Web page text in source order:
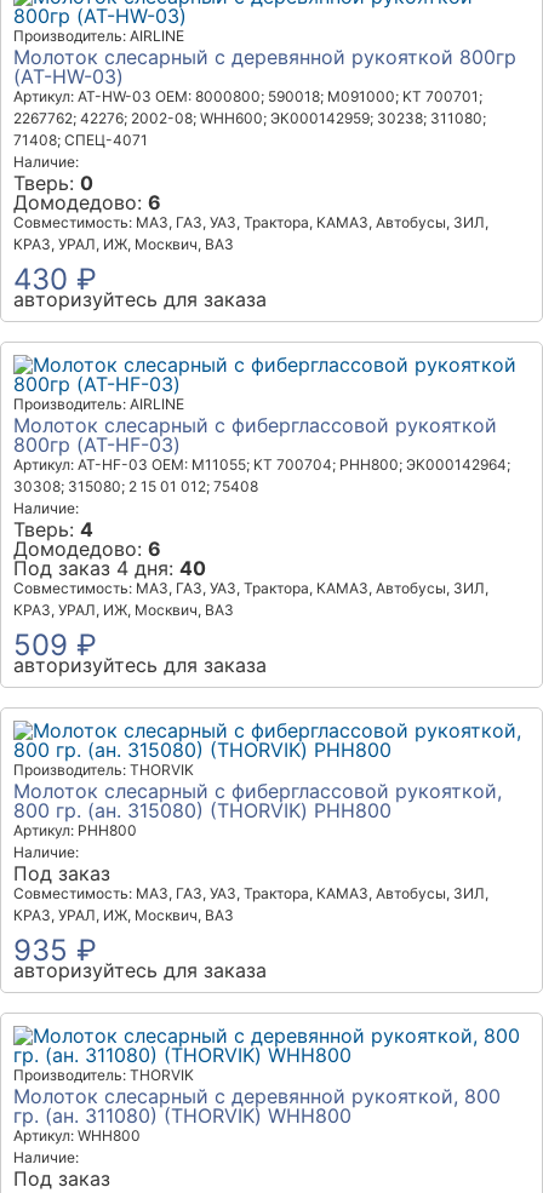
Производитель: AIRLINE
Молоток слесарный с деревянной рукояткой 800гр
(AT-HW-03)
Артикул: AT-HW-03 OEM: 8000800; 590018; M091000; KT 700701;
2267762; 42276; 2002-08; WHH600; ЭК000142959; 30238; 311080;
71408; СПЕЦ-4071
Наличие:
Тверь: 0
Домодедово: 6
Совместимость: МАЗ, ГАЗ, УАЗ, Трактора, КАМАЗ, Автобусы, ЗИЛ,
КРАЗ, УРАЛ, ИЖ, Москвич, ВАЗ
430 ₽
авторизуйтесь для заказа
Производитель: AIRLINE
Молоток слесарный с фиберглассовой рукояткой
800гр (AT-HF-03)
Артикул: AT-HF-03 OEM: M11055; KT 700704; PHH800; ЭК000142964;
30308; 315080; 2 15 01 012; 75408
Наличие:
Тверь: 4
Домодедово: 6
Под заказ 4 дня: 40
Совместимость: МАЗ, ГАЗ, УАЗ, Трактора, КАМАЗ, Автобусы, ЗИЛ,
КРАЗ, УРАЛ, ИЖ, Москвич, ВАЗ
509 ₽
авторизуйтесь для заказа
Производитель: THORVIK
Молоток слесарный с фиберглассовой рукояткой,
800 гр. (ан. 315080) (THORVIK) PHH800
Артикул: PHH800
Наличие:
Под заказ
Совместимость: МАЗ, ГАЗ, УАЗ, Трактора, КАМАЗ, Автобусы, ЗИЛ,
КРАЗ, УРАЛ, ИЖ, Москвич, ВАЗ
935 ₽
авторизуйтесь для заказа
Производитель: THORVIK
Молоток слесарный с деревянной рукояткой, 800
гр. (ан. 311080) (THORVIK) WHH800
Артикул: WHH800
Наличие:
Под заказ